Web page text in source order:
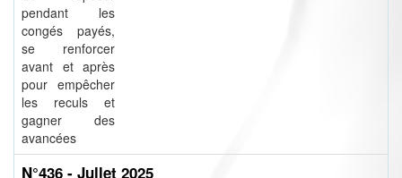
pendant les
congés payés,
se renforcer
avant et après
pour empêcher
les reculs et
gagner des
avancées
N°436 - Jullet 2025